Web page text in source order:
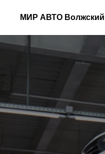
МИР АВТО